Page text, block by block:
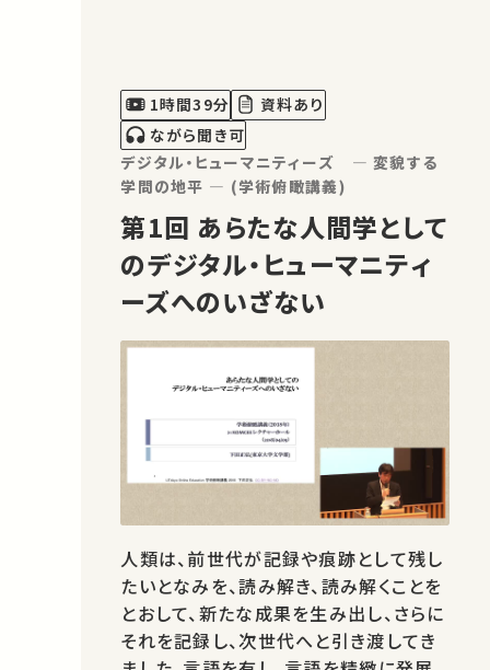
新鮮な事態が見えてくるでしょう。
1時間39分
資料あり
ながら聞き可
デジタル・ヒューマニティーズ ― 変貌する
学問の地平 ― (学術俯瞰講義)
第1回 あらたな人間学として
のデジタル・ヒューマニティ
ーズへのいざない
人類は、前世代が記録や痕跡として残し
たいとなみを、読み解き、読み解くことを
とおして、新たな成果を生み出し、さらに
それを記録し、次世代へと引き渡してき